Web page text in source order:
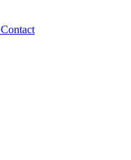
Contact